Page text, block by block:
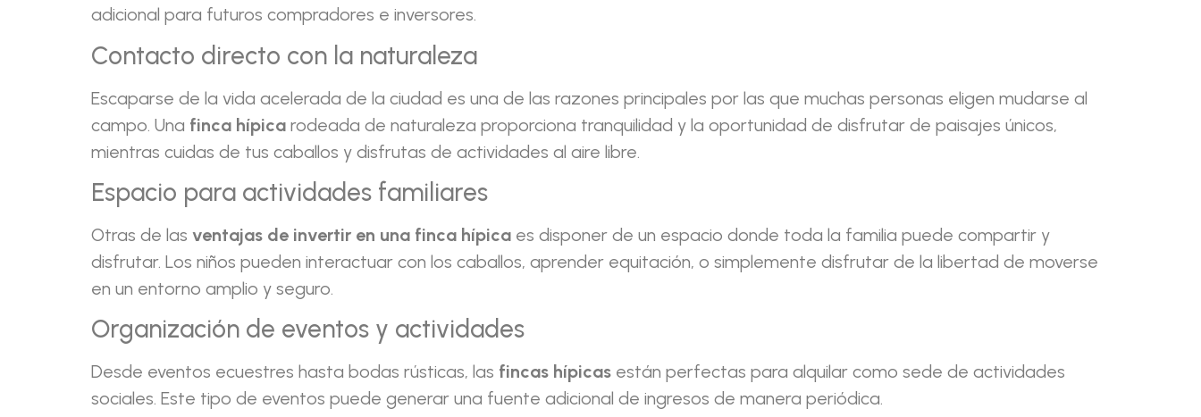
adicional para futuros compradores e inversores.
Contacto directo con la naturaleza
Escaparse de la vida acelerada de la ciudad es una de las razones principales por las que muchas personas eligen mudarse al
campo. Una finca hípica rodeada de naturaleza proporciona tranquilidad y la oportunidad de disfrutar de paisajes únicos,
mientras cuidas de tus caballos y disfrutas de actividades al aire libre.
Espacio para actividades familiares
Otras de las ventajas de invertir en una finca hípica es disponer de un espacio donde toda la familia puede compartir y
disfrutar. Los niños pueden interactuar con los caballos, aprender equitación, o simplemente disfrutar de la libertad de moverse
en un entorno amplio y seguro.
Organización de eventos y actividades
Desde eventos ecuestres hasta bodas rústicas, las fincas hípicas están perfectas para alquilar como sede de actividades
sociales. Este tipo de eventos puede generar una fuente adicional de ingresos de manera periódica.